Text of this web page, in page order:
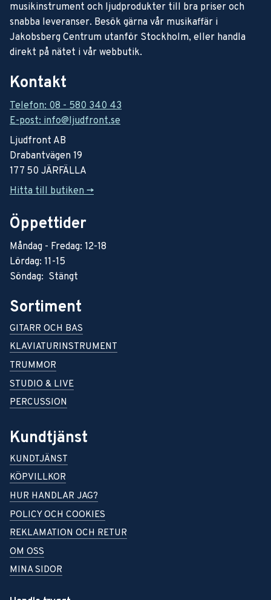
musikinstrument och ljudprodukter till bra priser och
snabba leveranser. Besök gärna vår musikaffär i
Jakobsberg Centrum utanför Stockholm, eller handla
direkt på nätet i vår webbutik.
Kontakt
Telefon: 08 - 580 340 43
E-post: info@ljudfront.se
Ljudfront AB
Drabantvägen 19
177 50 JÄRFÄLLA
Hitta till butiken ->
Öppettider
Måndag - Fredag: 12-18
Lördag: 11-15
Söndag: Stängt
Sortiment
GITARR OCH BAS
KLAVIATURINSTRUMENT
TRUMMOR
STUDIO & LIVE
PERCUSSION
Kundtjänst
KUNDTJÄNST
KÖPVILLKOR
HUR HANDLAR JAG?
POLICY OCH COOKIES
REKLAMATION OCH RETUR
OM OSS
MINA SIDOR